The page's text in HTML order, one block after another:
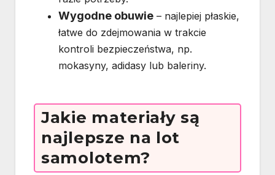
Wygodne obuwie – najlepiej płaskie,
łatwe do zdejmowania w trakcie
kontroli bezpieczeństwa, np.
mokasyny, adidasy lub baleriny.
Jakie materiały są
najlepsze na lot
samolotem?